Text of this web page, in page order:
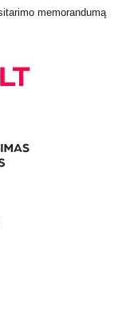
memorandumą